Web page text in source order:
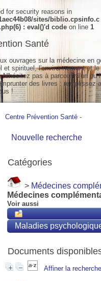
for security reasons in
sites/biblio.cpsinfo.c
: eval()'d code on line 1
Centre Prévention Santé -
Nouvelle recherche
Catégories
> Médecines
Médecines
Voir aussi
Maladies
Documents
Affiner la recherche
Santé
ouvrages sur la médecine en
et spirituel, l'environnement et
pas à parcourir l'un
des livres : remplissez
!